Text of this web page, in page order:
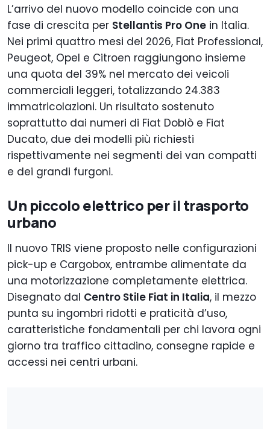
L’arrivo del nuovo modello coincide con una
fase di crescita per Stellantis Pro One in Italia.
Nei primi quattro mesi del 2026, Fiat Professional,
Peugeot, Opel e Citroen raggiungono insieme
una quota del 39% nel mercato dei veicoli
commerciali leggeri, totalizzando 24.383
immatricolazioni. Un risultato sostenuto
soprattutto dai numeri di Fiat Doblò e Fiat
Ducato, due dei modelli più richiesti
rispettivamente nei segmenti dei van compatti
e dei grandi furgoni.
Un piccolo elettrico per il trasporto
urbano
Il nuovo TRIS viene proposto nelle configurazioni
pick-up e Cargobox, entrambe alimentate da
una motorizzazione completamente elettrica.
Disegnato dal Centro Stile Fiat in Italia, il mezzo
punta su ingombri ridotti e praticità d’uso,
caratteristiche fondamentali per chi lavora ogni
giorno tra traffico cittadino, consegne rapide e
accessi nei centri urbani.